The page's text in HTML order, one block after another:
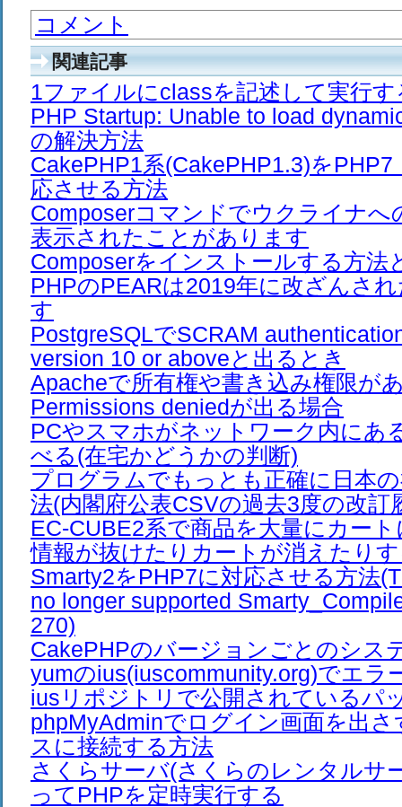
コメント
関連記事
1ファイルにclassを記述して実行す
PHP Startup: Unable to load
の解決方法
CakePHP1系(CakePHP1.3)をPHP7
応させる方法
Composerコマンドでウクライナへ
表示されたことがあります
Composerをインストールする方法
PHPのPEARは2019年に改ざんさ
す
PostgreSQLでSCRAM
version 10 or aboveと出るとき
Apacheで所有権や書き込み権限が
Permissions deniedが出る場合
PCやスマホがネットワーク内にあ
べる(在宅かどうかの判断)
プログラムでもっとも正確に日本
法(内閣府公表CSVの過去3度の改訂
EC-CUBE2系で商品を大量にカー
情報が抜けたりカートが消えたり
Smarty2をPHP7に対応させる方法
no longer supported
270)
CakePHPのバージョンごとのシス
yumのius(iuscommunity.org)でエラ
iusリポジトリで公開されているパ
phpMyAdminでログイン画面を出
スに接続する方法
さくらサーバ(さくらのレンタルサ
ってPHPを定時実行する